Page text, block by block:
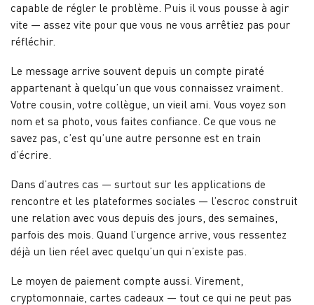
capable de régler le problème. Puis il vous pousse à agir
vite — assez vite pour que vous ne vous arrêtiez pas pour
réfléchir.
Le message arrive souvent depuis un compte piraté
appartenant à quelqu’un que vous connaissez vraiment.
Votre cousin, votre collègue, un vieil ami. Vous voyez son
nom et sa photo, vous faites confiance. Ce que vous ne
savez pas, c’est qu’une autre personne est en train
d’écrire.
Dans d’autres cas — surtout sur les applications de
rencontre et les plateformes sociales — l’escroc construit
une relation avec vous depuis des jours, des semaines,
parfois des mois. Quand l’urgence arrive, vous ressentez
déjà un lien réel avec quelqu’un qui n’existe pas.
Le moyen de paiement compte aussi. Virement,
cryptomonnaie, cartes cadeaux — tout ce qui ne peut pas